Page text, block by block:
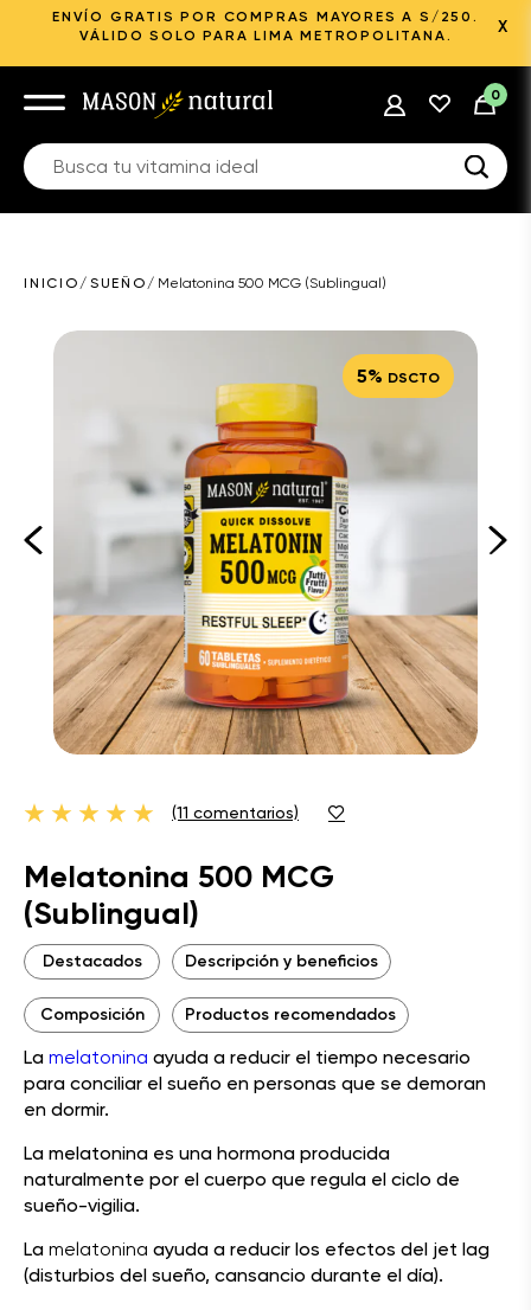
ENVÍO GRATIS POR COMPRAS MAYORES A S/250.
VÁLIDO SOLO PARA LIMA METROPOLITANA.
X
0
INICIO / SUEÑO / Melatonina 500 MCG (Sublingual)
5% DSCTO
(11 comentarios)
Melatonina 500 MCG
(Sublingual)
Destacados Descripción y beneficios
Composición Productos recomendados
La melatonina ayuda a reducir el tiempo necesario
para conciliar el sueño en personas que se demoran
en dormir.
La melatonina es una hormona producida
naturalmente por el cuerpo que regula el ciclo de
sueño-vigilia.
La melatonina ayuda a reducir los efectos del jet lag
(disturbios del sueño, cansancio durante el día).